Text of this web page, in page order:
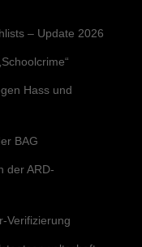
– Update 2026
Hass und
BAG
der ARD-
Verifizierung